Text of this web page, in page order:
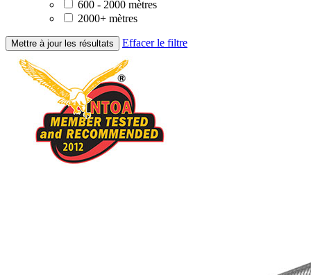
600 - 2000 mètres
2000+ mètres
Mettre à jour les résultats Effacer le filtre